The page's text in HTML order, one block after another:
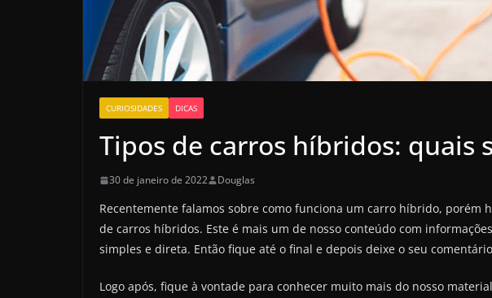
CURIOSIDADES DICAS
Tipos de carros híbridos: quais
30 de janeiro de 2022 Douglas
Recentemente falamos sobre como funciona um carro híbrido, porém
de carros híbridos. Este é mais um de nosso conteúdo com
simples e direta. Então fique até o final e depois deixe o seu
Logo após, fique à vontade para conhecer muito mais do nosso